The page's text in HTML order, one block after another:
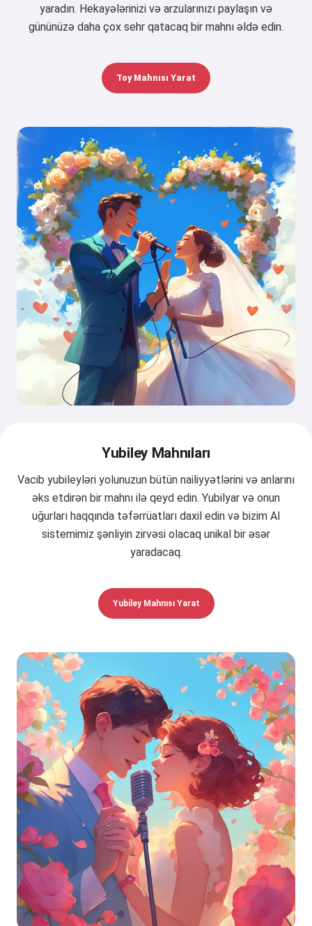
yaradın. Hekayələrinizi və arzularınızı paylaşın və
gününüzə daha çox sehr qatacaq bir mahnı əldə edin.
Toy Mahnısı Yarat
Yubiley Mahnıları
Vacib yubileyləri yolunuzun bütün nailiyyətlərini və anlarını
əks etdirən bir mahnı ilə qeyd edin. Yubilyar və onun
uğurları haqqında təfərrüatları daxil edin və bizim AI
sistemimiz şənliyin zirvəsi olacaq unikal bir əsər
yaradacaq.
Yubiley Mahnısı Yarat